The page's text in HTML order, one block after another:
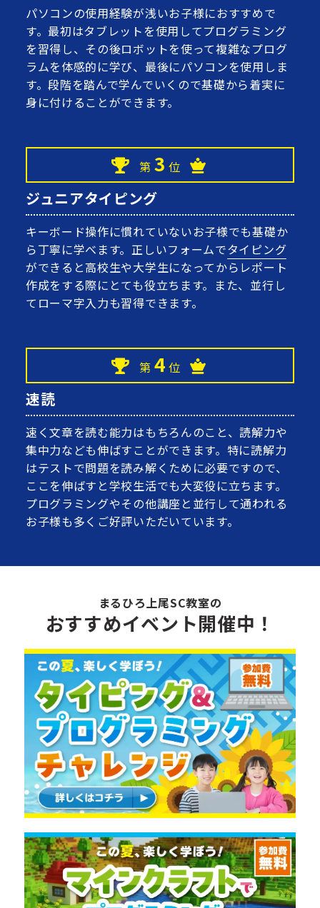
パソコンの使用経験が浅いお子様におすすめで
す。最初はタブレットを使用してプログラミング
を習得し、その後ロボットを使って複雑なプログ
ラムを体感的に学び、最後にパソコンを使用しま
す。段階を踏んで学んでいくので基礎から着実に
身に付けることができます。
第 3 位
ジュニアタイピング
キーボード操作に慣れていないお子様でも基礎か
ら丁寧に学べます。正しいフォームでタイピング
ができると高校生や大学生になってからレポート
作成をする際にとても役立ちます。また、並行し
てローマ字入力も習得できます。
第 4 位
速読
速く文章を読む能力はもちろんのこと、読解力や
集中力なども伸ばすことができます。特に読解力
はテストで問題を読み解くために必要ですので、
ここを伸ばすと学校生活でも大変役に立ちます。
プログラミングやその他講座と並行して通われる
お子様も多くご好評いただいています。
まるひろ上尾SC教室の
おすすめイベント開催中！